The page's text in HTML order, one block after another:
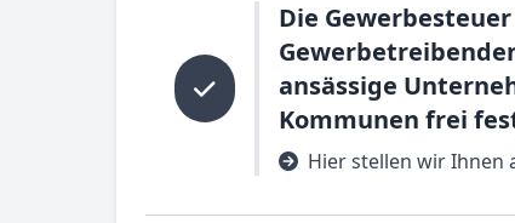
Die
ansässige
Kommunen frei
Hier stellen wir Ihnen